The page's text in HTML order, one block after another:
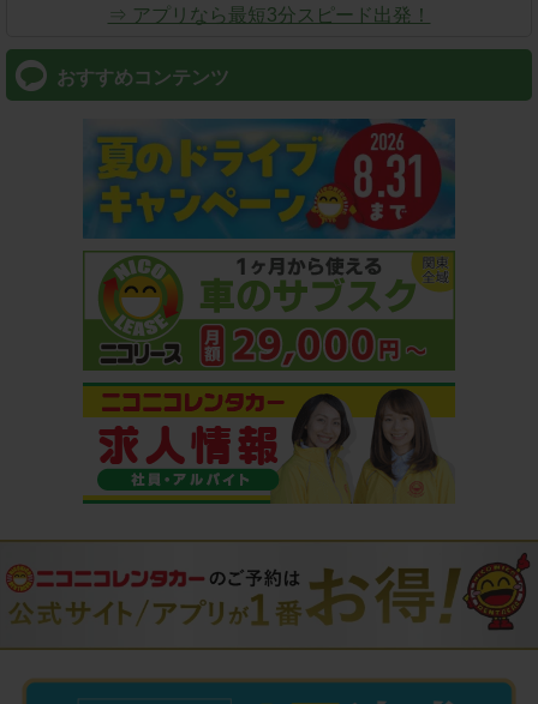
⇒ アプリなら最短3分スピード出発！
おすすめコンテンツ